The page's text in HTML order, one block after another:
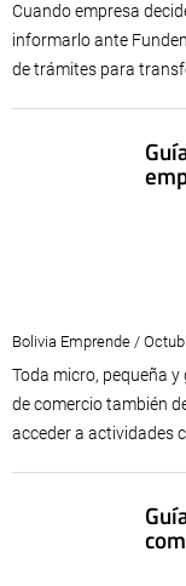
Cuando empresa
informarlo ante
de trámites para
Bolivia Emprende /
Toda micro, pequeña
de comercio también
acceder a actividades